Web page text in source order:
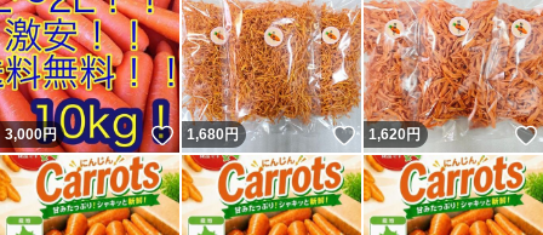
3,000円 いいね！
1,680円 いいね！
1,620円